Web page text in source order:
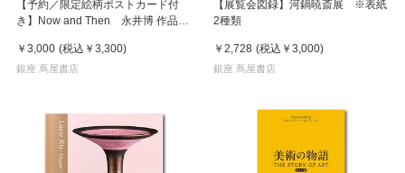
【予約／限定絵柄ポストカード付
き】Now and Then 永井博 作品
￥3,000 (税込 ￥3,300)
銀座 蔦屋書店
【展覧会図録】河鍋暁斎展 ※表紙
2種類
￥2,728 (税込 ￥3,000)
銀座 蔦屋書店